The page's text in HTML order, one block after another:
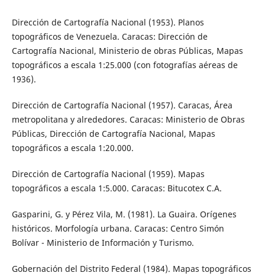
Dirección de Cartografía Nacional (1953). Planos
topográficos de Venezuela. Caracas: Dirección de
Cartografía Nacional, Ministerio de obras Públicas, Mapas
topográficos a escala 1:25.000 (con fotografías aéreas de
1936).
Dirección de Cartografía Nacional (1957). Caracas, Área
metropolitana y alrededores. Caracas: Ministerio de Obras
Públicas, Dirección de Cartografía Nacional, Mapas
topográficos a escala 1:20.000.
Dirección de Cartografía Nacional (1959). Mapas
topográficos a escala 1:5.000. Caracas: Bitucotex C.A.
Gasparini, G. y Pérez Vila, M. (1981). La Guaira. Orígenes
históricos. Morfología urbana. Caracas: Centro Simón
Bolívar - Ministerio de Información y Turismo.
Gobernación del Distrito Federal (1984). Mapas topográficos